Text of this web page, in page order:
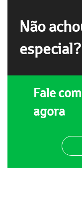
Não
especial?
Fale
agora